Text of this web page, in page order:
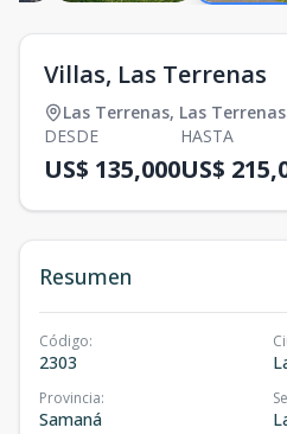
Villas, Las Terrenas
Las Terrenas, Las Terrenas
DESDE
US$ 135,000
HASTA
US$
Resumen
Código:
2303
Provincia:
Samaná